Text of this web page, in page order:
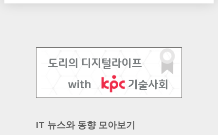
IT 뉴스와 동향 모아보기